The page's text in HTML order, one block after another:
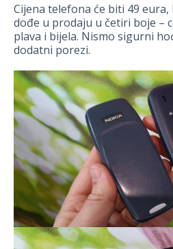
Cijena telefona će biti 49
dođe u prodaju u četiri boje –
plava i bijela. Nismo sigurni
dodatni porezi.